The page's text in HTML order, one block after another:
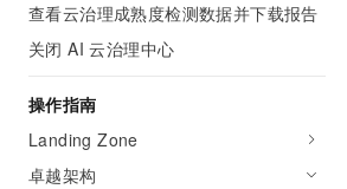
查看云治理成熟度检测数据并下载报告
关闭 AI 云治理中心
操作指南
Landing Zone
卓越架构
网络与CDN
数据库
安全
可观测
上云与迁云